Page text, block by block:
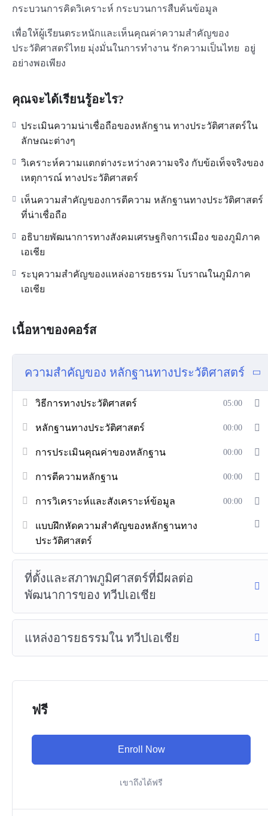
กระบวนการคิดวิเคราะห์ กระบวนการสืบค้นข้อมูล
เพื่อให้ผู้เรียนตระหนักและเห็นคุณค่าความสำคัญของ
ประวัติศาสตร์ไทย มุ่งมั่นในการทำงาน รักความเป็นไทย อยู่
อย่างพอเพียง
คุณจะได้เรียนรู้อะไร?
ประเมินความน่าเชื่อถือของหลักฐาน ทางประวัติศาสตร์ใน
ลักษณะต่างๆ
วิเคราะห์ความแตกต่างระหว่างความจริง กับข้อเท็จจริงของ
เหตุการณ์ ทางประวัติศาสตร์
เห็นความสำคัญของการตีความ หลักฐานทางประวัติศาสตร์
ที่น่าเชื่อถือ
อธิบายพัฒนาการทางสังคมเศรษฐกิจการเมือง ของภูมิภาค
เอเชีย
ระบุความสำคัญของแหล่งอารยธรรม โบราณในภูมิภาค
เอเชีย
เนื้อหาของคอร์ส
ความสำคัญของ หลักฐานทางประวัติศาสตร์
วิธีการทางประวัติศาสตร์ 05:00
หลักฐานทางประวัติศาสตร์ 00:00
การประเมินคุณค่าของหลักฐาน 00:00
การตีความหลักฐาน 00:00
การวิเคราะห์และสังเคราะห์ข้อมูล 00:00
แบบฝึกหัดความสำคัญของหลักฐานทาง
ประวัติศาสตร์
ที่ตั้งและสภาพภูมิศาสตร์ที่มีผลต่อ
พัฒนาการของ ทวีปเอเชีย
แหล่งอารยธรรมใน ทวีปเอเชีย
ฟรี
Enroll Now
เขาถึงได้ฟรี